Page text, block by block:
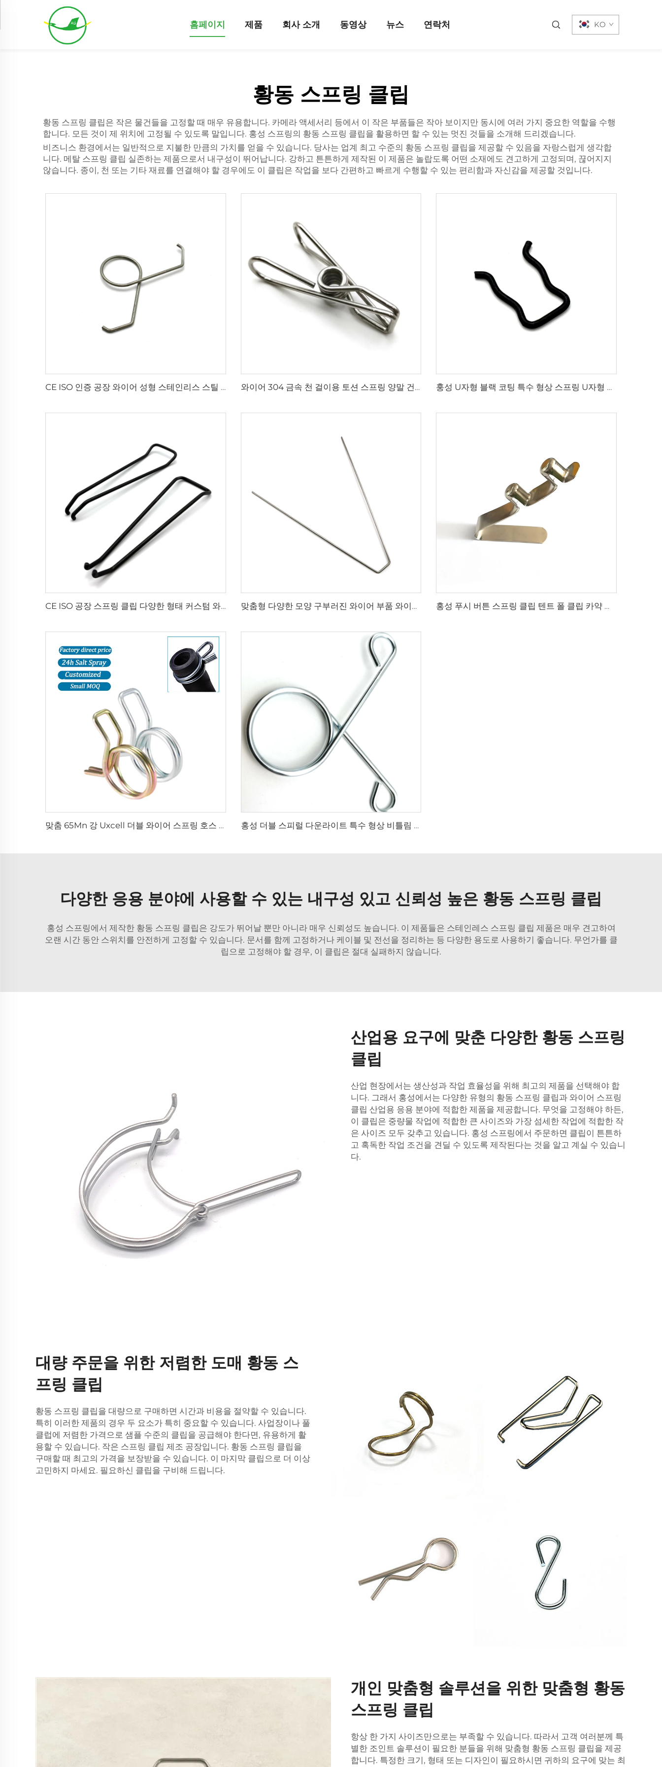
홈페이지 제품 회사 소개 동영상 뉴스 연락처 KO
황동 스프링 클립
황동 스프링 클립은 작은 물건들을 고정할 때 매우 유용합니다. 카메라 액세서리 등에서 이 작은 부품들은 작아 보이지만 동시에 여러 가지 중요한 역할을 수행
합니다. 모든 것이 제 위치에 고정될 수 있도록 말입니다. 홍성 스프링의 황동 스프링 클립을 활용하면 할 수 있는 멋진 것들을 소개해 드리겠습니다.
비즈니스 환경에서는 일반적으로 지불한 만큼의 가치를 얻을 수 있습니다. 당사는 업계 최고 수준의 황동 스프링 클립을 제공할 수 있음을 자랑스럽게 생각합
니다. 메탈 스프링 클립 실존하는 제품으로서 내구성이 뛰어납니다. 강하고 튼튼하게 제작된 이 제품은 놀랍도록 어떤 소재에도 견고하게 고정되며, 끊어지지
않습니다. 종이, 천 또는 기타 재료를 연결해야 할 경우에도 이 클립은 작업을 보다 간편하고 빠르게 수행할 수 있는 편리함과 자신감을 제공할 것입니다.
CE ISO 인증 공장 와이어 성형 스테인리스 스틸 더블 토션 스프링 클립 와이어 304 금속 천 걸이용 토션 스프링 양말 건조 핀 스프링 클립 훙성 U자형 블랙 코팅 특수 형상 스프링 U자형 스프링 클립
CE ISO 공장 스프링 클립 다양한 형태 커스텀 와이어 성형 클립 맞춤형 다양한 모양 구부러진 와이어 부품 와이어 성형 스프링 클립 홍성 푸시 버튼 스프링 클립 텐트 폴 클립 카약 패들 스프링 스냅 중공 잠금 튜브 더블 핀 클립
맞춤 65Mn 강 Uxcell 더블 와이어 스프링 호스 클램프 호스 연료 라인 실리콘 튜브 스프링 클립 홍성 더블 스피럴 다운라이트 특수 형상 비틀림 스프링 스테인레스 스프링 클립
다양한 응용 분야에 사용할 수 있는 내구성 있고 신뢰성 높은 황동 스프링 클립
홍성 스프링에서 제작한 황동 스프링 클립은 강도가 뛰어날 뿐만 아니라 매우 신뢰성도 높습니다. 이 제품들은 스테인레스 스프링 클립 제품은 매우 견고하여
오랜 시간 동안 스위치를 안전하게 고정할 수 있습니다. 문서를 함께 고정하거나 케이블 및 전선을 정리하는 등 다양한 용도로 사용하기 좋습니다. 무언가를 클
립으로 고정해야 할 경우, 이 클립은 절대 실패하지 않습니다.
산업용 요구에 맞춘 다양한 황동 스프링
클립
산업 현장에서는 생산성과 작업 효율성을 위해 최고의 제품을 선택해야 합
니다. 그래서 홍성에서는 다양한 유형의 황동 스프링 클립과 와이어 스프링
클립 산업용 응용 분야에 적합한 제품을 제공합니다. 무엇을 고정해야 하든,
이 클립은 중량물 작업에 적합한 큰 사이즈와 가장 섬세한 작업에 적합한 작
은 사이즈 모두 갖추고 있습니다. 홍성 스프링에서 주문하면 클립이 튼튼하
고 혹독한 작업 조건을 견딜 수 있도록 제작된다는 것을 알고 계실 수 있습니
다.
대량 주문을 위한 저렴한 도매 황동 스
프링 클립
황동 스프링 클립을 대량으로 구매하면 시간과 비용을 절약할 수 있습니다.
특히 이러한 제품의 경우 두 요소가 특히 중요할 수 있습니다. 사업장이나 풀
클럽에 저렴한 가격으로 샘플 수준의 클립을 공급해야 한다면, 유용하게 활
용할 수 있습니다. 작은 스프링 클립 제조 공장입니다. 황동 스프링 클립을
구매할 때 최고의 가격을 보장받을 수 있습니다. 이 마지막 클립으로 더 이상
고민하지 마세요. 필요하신 클립을 구비해 드립니다.
개인 맞춤형 솔루션을 위한 맞춤형 황동
스프링 클립
항상 한 가지 사이즈만으로는 부족할 수 있습니다. 따라서 고객 여러분께 특
별한 조인트 솔루션이 필요한 분들을 위해 맞춤형 황동 스프링 클립을 제공
합니다. 특정한 크기, 형태 또는 디자인이 필요하시면 귀하의 요구에 맞는 최